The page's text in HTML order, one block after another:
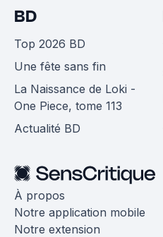
BD
Top 2026 BD
Une fête sans fin
La Naissance de Loki -
One Piece, tome 113
Actualité BD
À propos
Notre application mobile
Notre extension